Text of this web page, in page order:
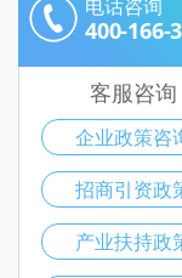
电话咨询
400-166-
客服咨询
企业政策咨
招商引资政
产业扶持政